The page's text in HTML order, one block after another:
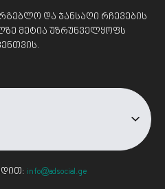
და ჯანსაღი რჩევების
მეტია უზრუნველყოფს
info@adsocial.ge